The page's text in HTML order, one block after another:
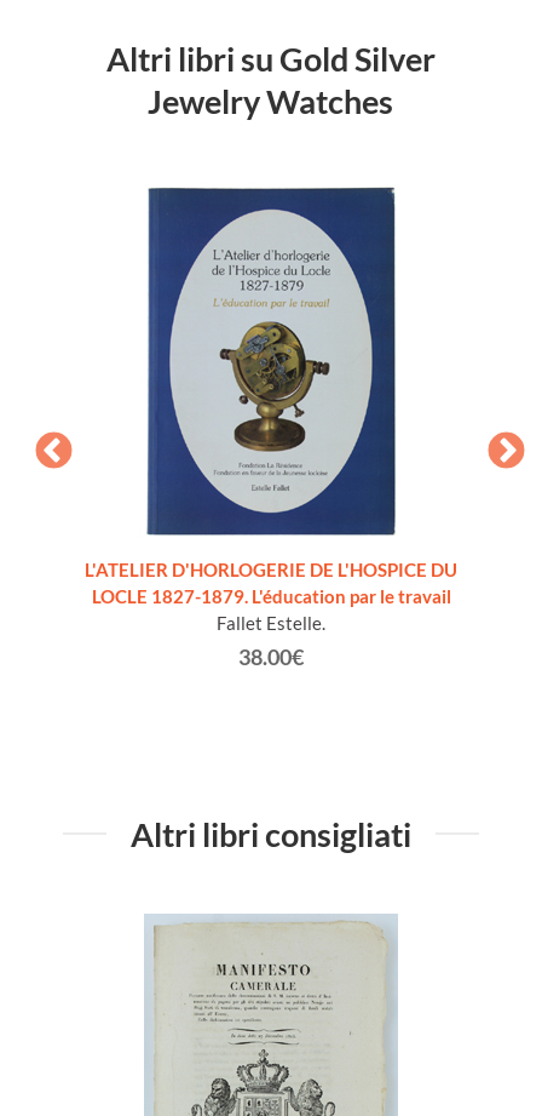
Altri libri su Gold Silver
Jewelry Watches
L'ATELIER D'HORLOGERIE DE L'HOSPICE DU
LOCLE 1827-1879. L'éducation par le travail
Fallet Estelle.
38.00€
Altri libri consigliati